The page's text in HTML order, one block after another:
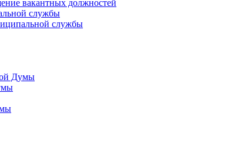
вакантных должностей
службы
службы
Думы